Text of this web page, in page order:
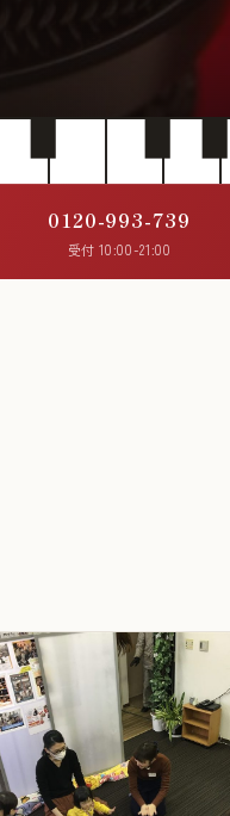
0120-993-739
受付 10:00-21:00